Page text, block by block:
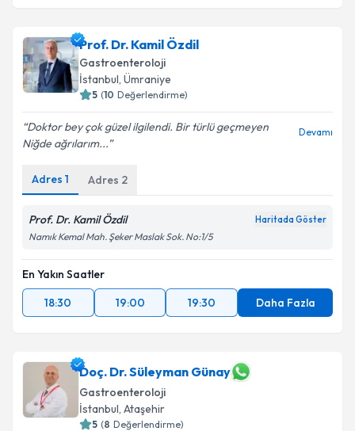
Prof. Dr. Kamil Özdil
Gastroenteroloji
İstanbul, Ümraniye
5 (10 Değerlendirme)
Doktor bey çok güzel ilgilendi. Bir türlü geçmeyen
Niğde ağrılarım...
Devamı
Adres 1 Adres 2
Prof. Dr. Kamil Özdil Haritada Göster
Namık Kemal Mah. Şeker Maslak Sok. No:1/5
En Yakın Saatler
18:30
19:00 19:30 Daha Fazla
Doç. Dr. Süleyman Günay
Gastroenteroloji
İstanbul, Ataşehir
5 (8 Değerlendirme)